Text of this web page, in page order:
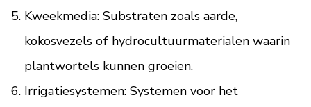
Kweekmedia: Substraten zoals aarde,
kokosvezels of hydrocultuurmaterialen waarin
plantwortels kunnen groeien.
Irrigatiesystemen: Systemen voor het